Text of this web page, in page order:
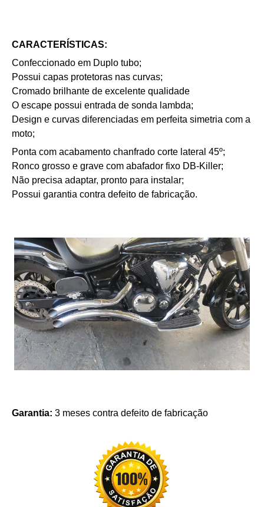
CARACTERÍSTICAS:
Confeccionado em Duplo tubo;
Possui capas protetoras nas curvas;
Cromado brilhante de excelente qualidade
O escape possui entrada de sonda lambda;
Design e curvas diferenciadas em perfeita simetria com a
moto;
Ponta com acabamento chanfrado corte lateral 45º;
Ronco grosso e grave com abafador fixo DB-Killer;
Não precisa adaptar, pronto para instalar;
Possui garantia contra defeito de fabricação.
Garantia: 3 meses contra defeito de fabricação